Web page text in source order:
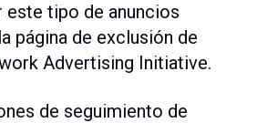
este tipo de anuncios
página de exclusión de
Advertising Initiative.
de seguimiento de